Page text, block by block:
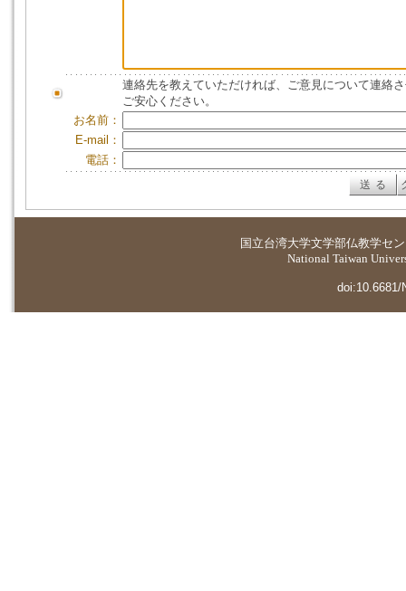
連絡先を教えていただければ、ご意見について連絡
ご安心ください。
お名前：
E-mail：
電話：
国立台湾大学文学部仏教学セ
National Taiwan
doi:10.6681/